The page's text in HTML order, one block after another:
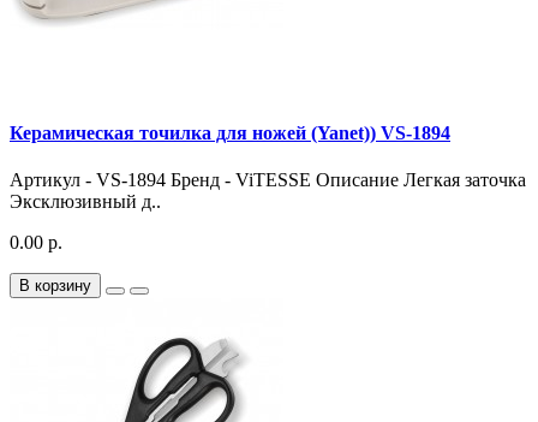
Керамическая точилка для ножей (Yanet)) VS-1894
Артикул - VS-1894 Бренд - ViTESSE Описание Легкая заточка
Эксклюзивный д..
0.00 р.
В корзину